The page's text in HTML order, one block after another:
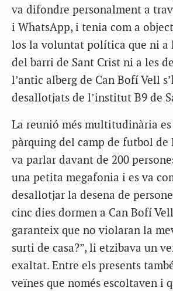
va difondre personalment a
i WhatsApp, i tenia com a
los la voluntat política que ni a
del barri de Sant Crist ni a les
l’antic alberg de Can Bofí Vell
desallotjats de l’institut B9 de
La reunió més multitudinària
pàrquing del camp de futbol de
va parlar davant de 200
una petita megafonia i es va
desallotjar la desena de
cinc dies dormen a Can Bofí
garanteix que no violaran la
surti de casa?”, li etzibava un
exaltat. Entre els presents
veïnes que només escoltaven i